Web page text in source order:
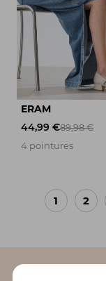
ERAM
44,99 €89,98 €
4 pointures
1 2